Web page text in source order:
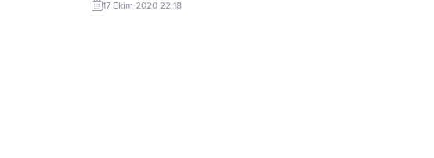
vardı. Ya soğansız olur deyip sadece
17 Ekim 2020 22:18